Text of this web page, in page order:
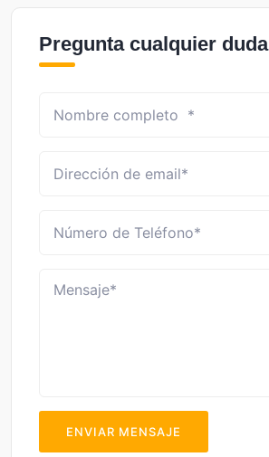
Pregunta cualquier duda
ENVIAR MENSAJE